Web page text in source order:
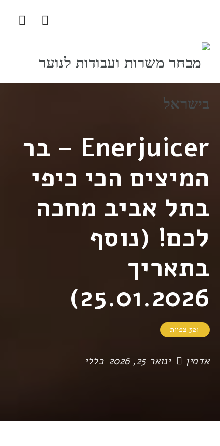
ניווט
Enerjuicer – בר
המיצים הכי כיפי
בתל אביב מחכה
לכם! (נוסף
בתאריך
25.01.2026)
321 צפיות
אדמין ינואר 25, 2026 כללי